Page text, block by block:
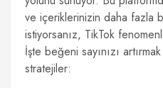
ve içeriklerinizin daha fazla
istiyorsanız, TikTok
İşte beğeni sayınızı
stratejiler: